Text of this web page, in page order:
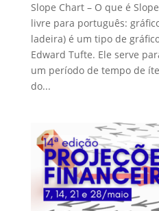
Slope Chart – O que é
livre para português:
ladeira) é um tipo de
Edward Tufte. Ele serve
um período de tempo de
do...